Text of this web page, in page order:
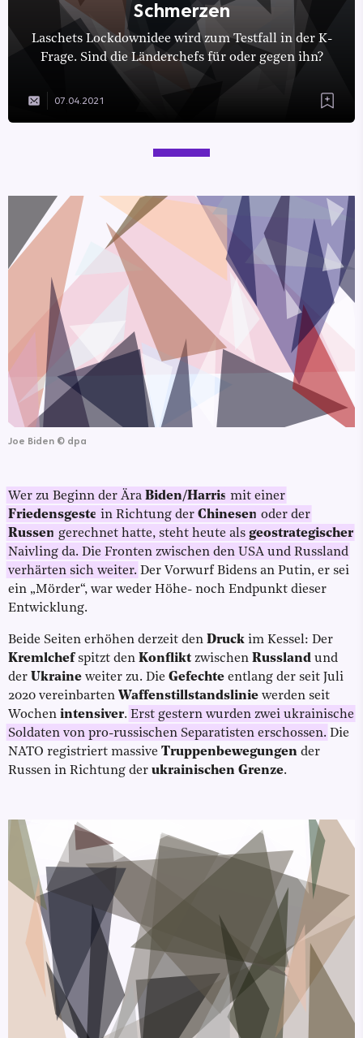
Schmerzen
Laschets Lockdownidee wird zum Testfall in der K-
Frage. Sind die Länderchefs für oder gegen ihn?
07.04.2021
Joe Biden © dpa
Wer zu Beginn der Ära Biden/Harris mit einer
Friedensgeste in Richtung der Chinesen oder der
Russen gerechnet hatte, steht heute als geostrategischer
Naivling da. Die Fronten zwischen den USA und Russland
verhärten sich weiter. Der Vorwurf Bidens an Putin, er sei
ein „Mörder“, war weder Höhe- noch Endpunkt dieser
Entwicklung.
Beide Seiten erhöhen derzeit den Druck im Kessel: Der
Kremlchefspitzt den Konflikt zwischen Russland und
der Ukraine weiter zu. Die Gefechte entlang der seit Juli
2020 vereinbarten Waffenstillstandslinie werden seit
Wochen intensiver. Erst gestern wurden zwei ukrainische
Soldaten von pro-russischen Separatisten erschossen. Die
NATO registriert massive Truppenbewegungen der
Russen in Richtung der ukrainischen Grenze.